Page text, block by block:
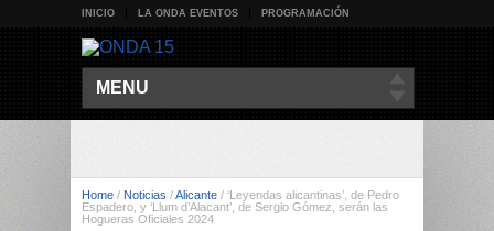
INICIO LA ONDA EVENTOS PROGRAMACIÓN
MENU
Home / Noticias /Alicante / ‘Leyendas alicantinas’, de Pedro
Espadero, y ‘Llum d’Alacant’, de Sergio Gómez, serán las
Hogueras Oficiales 2024